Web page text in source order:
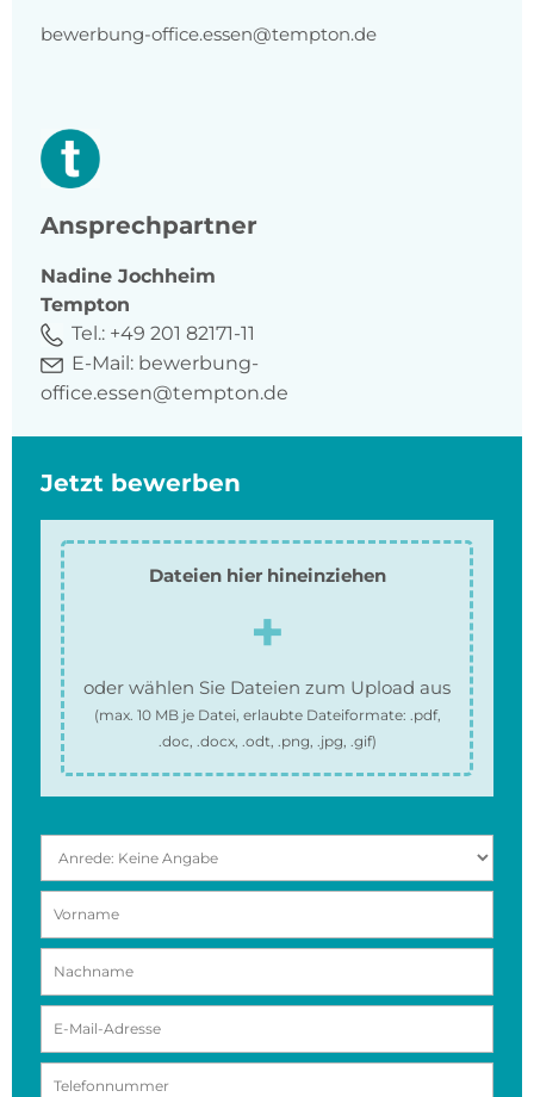
bewerbung-office.essen@tempton.de
Ansprechpartner
Nadine Jochheim
Tempton
Tel.: +49 201 82171-11
E-Mail: bewerbung-
office.essen@tempton.de
Jetzt bewerben
Dateien hier hineinziehen
oder wählen Sie Dateien zum Upload aus
(max. 10 MBje Datei, erlaubte Dateiformate: .pdf,
.doc, .docx, .odt, .png, .jpg, .gif)